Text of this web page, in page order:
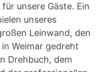
unsere Gäste. Ein
unseres
Leinwand, den
Weimar gedreht
Drehbuch, dem